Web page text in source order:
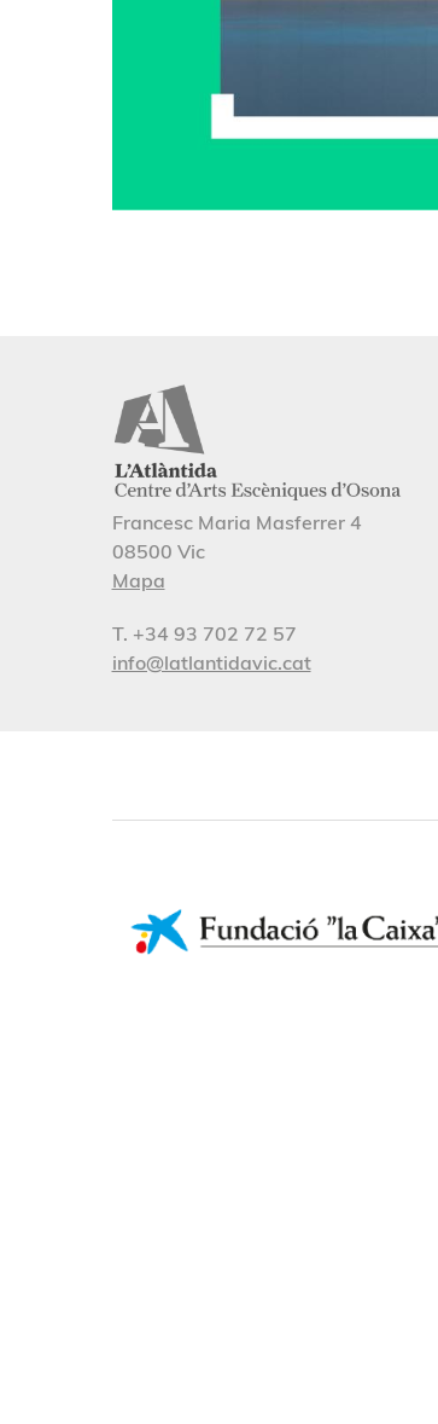
Francesc Maria Masferrer 4
08500 Vic
Mapa
T. +34 93 702 72 57
info@latlantidavic.cat